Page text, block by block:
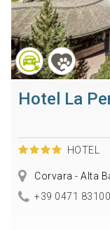
Hotel La
HOTEL
Corvara - Alta
+39 0471